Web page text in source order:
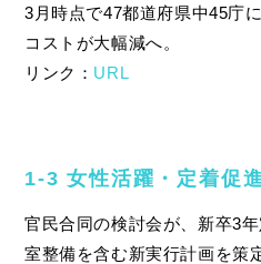
3月時点で47都道府県中45庁
コストが大幅減へ。
リンク： URL
1‑3 女性活躍・定着促
官民合同の検討会が、新卒3
室整備を含む新実行計画を策